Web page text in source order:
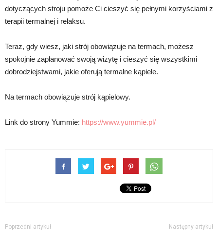
dotyczących stroju pomoże Ci cieszyć się pełnymi korzyściami z
terapii termalnej i relaksu.
Teraz, gdy wiesz, jaki strój obowiązuje na termach, możesz
spokojnie zaplanować swoją wizytę i cieszyć się wszystkimi
dobrodziejstwami, jakie oferują termalne kąpiele.
Na termach obowiązuje strój kąpielowy.
Link do strony Yummie: https://www.yummie.pl/
Poprzedni artykuł Następny artykuł